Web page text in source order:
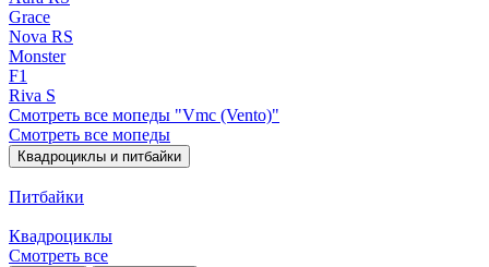
Grace
Nova RS
Monster
F1
Riva S
Смотреть все мопеды "Vmc (Vento)"
Смотреть все мопеды
Квадроциклы и питбайки
Питбайки
Квадроциклы
Смотреть все